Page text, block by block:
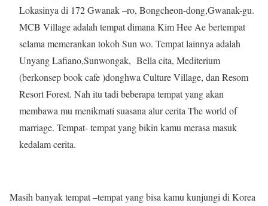
Lokasinya di 172 Gwanak –ro, Bongcheon-dong,Gwanak-gu.
MCB Village adalah tempat dimana Kim Hee Ae bertempat
selama memerankan tokoh Sun wo. Tempat lainnya adalah
Unyang Lafiano,Sunwongak, Bella cita, Mediterium
(berkonsep book cafe )donghwa Culture Village, dan Resom
Resort Forest. Nah itu tadi beberapa tempat yang akan
membawa mu menikmati suasana alur cerita The world of
marriage. Tempat- tempat yang bikin kamu merasa masuk
kedalam cerita.
Masih banyak tempat –tempat yang bisa kamu kunjungi di Korea